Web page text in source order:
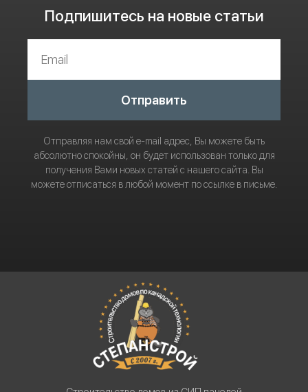
Подпишитесь на новые статьи
Отправить
Отправляя нам свой e-mail адрес, Вы можете быть
абсолютно спокойны, он будет использован только для
получения Вами новых статей с нашего сайта. Вы
можете отписаться в любой момент по ссылке в письме.